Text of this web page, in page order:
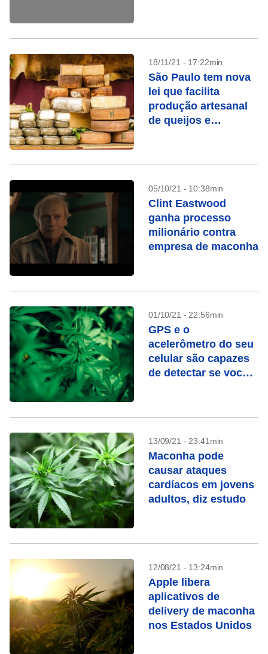
18/11/21 - 17:22min
São Paulo tem nova
lei que facilita
produção artesanal
de queijos e
05/10/21 - 10:38min
Clint Eastwood
ganha processo
milionário contra
empresa de maconha
01/10/21 - 22:56min
GPS e o
acelerômetro do seu
celular são capazes
de detectar se você
13/09/21 - 23:41min
Maconha pode
causar ataques
cardíacos em jovens
adultos, diz estudo
12/08/21 - 13:24min
Apple libera
aplicativos de
delivery de maconha
nos Estados Unidos